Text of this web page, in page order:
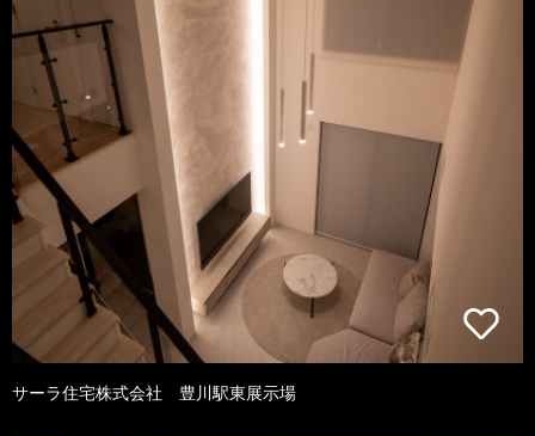
サーラ住宅株式会社 豊川駅東展示場